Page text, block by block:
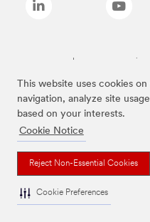
This website uses cookies
navigation, analyze site
based on your interests.
Cookie Notice
Reject Non-Essential Cookies
Cookie Preferences
Las marcas